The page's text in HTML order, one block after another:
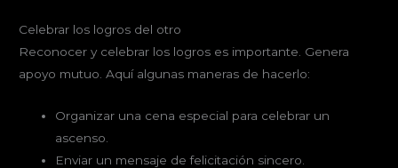
Celebrar los logros del otro
Reconocer y celebrar los logros es importante. Genera
apoyo mutuo. Aquí algunas maneras de hacerlo:
Organizar una cena especial para celebrar un
ascenso.
Enviar un mensaje de felicitación sincero.